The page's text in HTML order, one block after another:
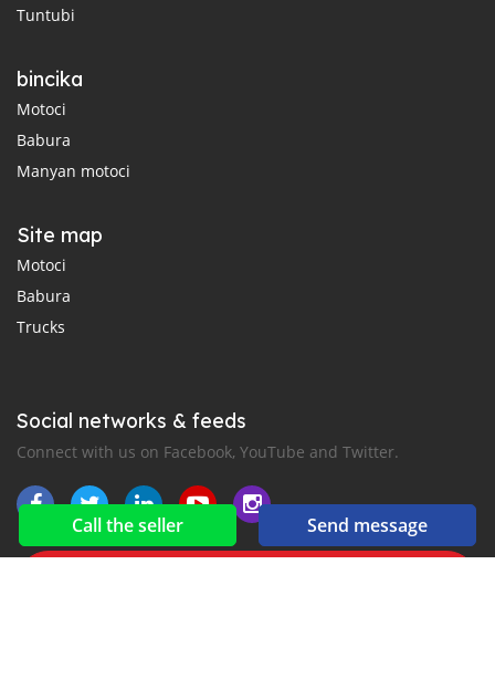
Call the seller Send message
Tuntubi
bincika
Motoci
Babura
Manyan motoci
Site map
Motoci
Babura
Trucks
Social networks & feeds
Connect with us on Facebook, YouTube and Twitter.